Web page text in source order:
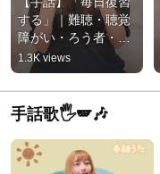
する」｜難聴・聴覚
障がい・ろう者・初
心者向け｜日本手話
（JSL）｜Japanese
Sign Language
“Review every day”
#手話 #片耳難聴 #難
聴者
1.3K views
手話歌🖐️🪽🎶